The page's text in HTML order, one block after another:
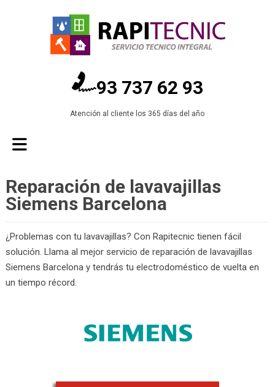
93 737 62 93
Atención al cliente los 365 días del año
Reparación de lavavajillas
Siemens Barcelona
¿Problemas con tu lavavajillas? Con Rapitecnic tienen fácil
solución. Llama al mejor servicio de reparación de lavavajillas
Siemens Barcelona y tendrás tu electrodoméstico de vuelta en
un tiempo récord.